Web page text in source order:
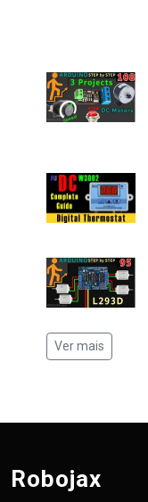
Ver mais
Robojax